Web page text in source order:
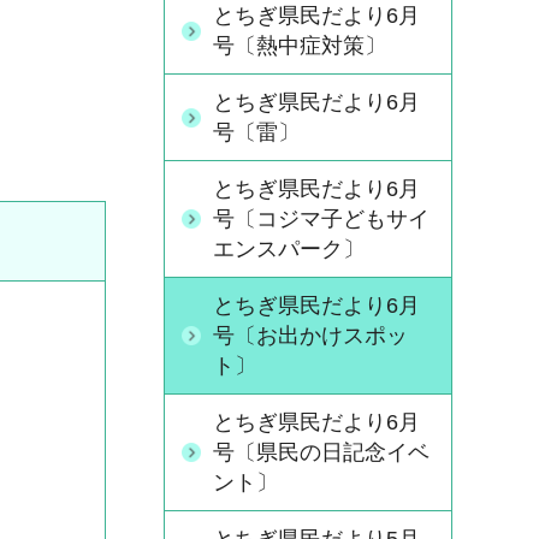
とちぎ県民だより6月
号〔熱中症対策〕
とちぎ県民だより6月
号〔雷〕
とちぎ県民だより6月
号〔コジマ子どもサイ
エンスパーク〕
とちぎ県民だより6月
号〔お出かけスポッ
ト〕
とちぎ県民だより6月
号〔県民の日記念イベ
ント〕